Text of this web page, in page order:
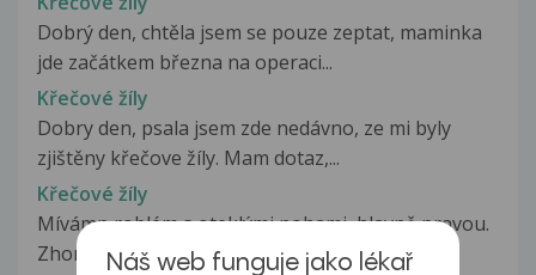
Dobrý den, chtěla jsem se pouze zeptat, maminka
jde začátkem března na operaci...
Křečové žíly
Dobry den, psala jsem zde nedávno, ze mi byly
zjištěny křečove žíly. Mam dotaz,...
Křečové žíly
Mívámp roblém s oteklými nohami, hlavně pravou.
Zhoršuje se při menstruaci,...
Náš web funguje jako lékař